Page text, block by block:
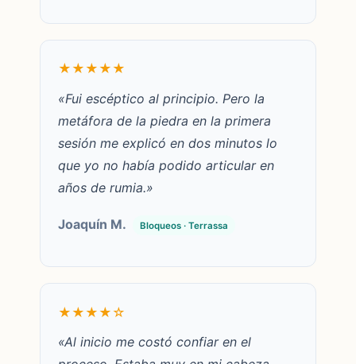
★★★★★
«Fui escéptico al principio. Pero la
metáfora de la piedra en la primera
sesión me explicó en dos minutos lo
que yo no había podido articular en
años de rumia.»
Joaquín M. Bloqueos · Terrassa
★★★★☆
«Al inicio me costó confiar en el